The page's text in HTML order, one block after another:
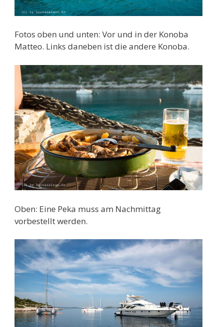
Fotos oben und unten: Vor und in der Konoba
Matteo. Links daneben ist die andere Konoba.
Oben: Eine Peka muss am Nachmittag
vorbestellt werden.